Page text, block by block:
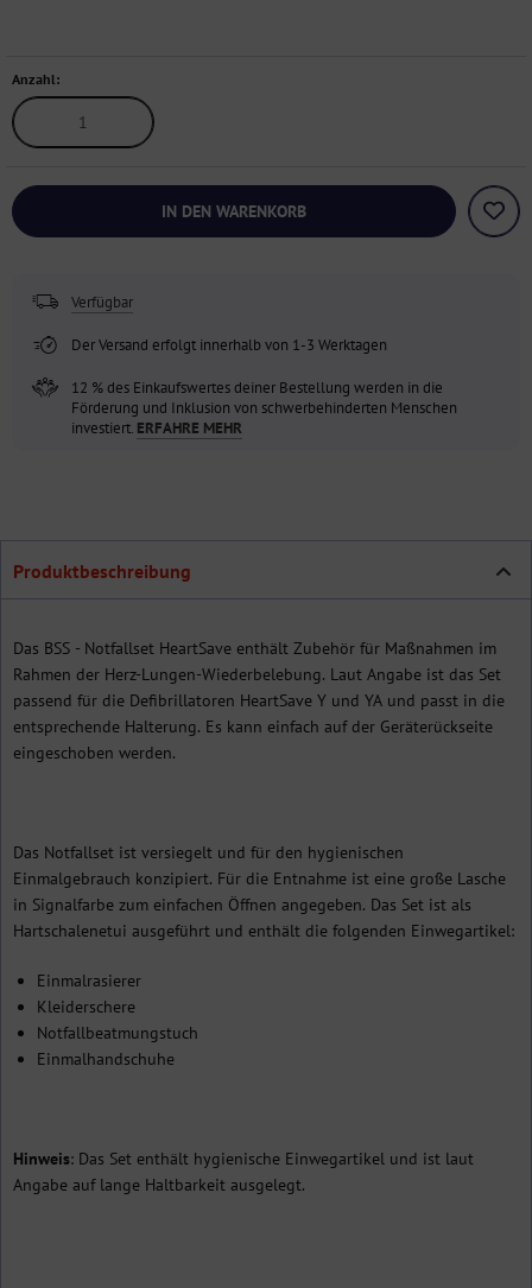
Anzahl:
IN DEN WARENKORB
Verfügbar
Der Versand erfolgt innerhalb von 1-3 Werktagen
12 % des Einkaufswertes deiner Bestellung werden in die
Förderung und Inklusion von schwerbehinderten Menschen
investiert. ERFAHRE MEHR
Produktbeschreibung
Das BSS - Notfallset HeartSave enthält Zubehör für Maßnahmen im
Rahmen der Herz-Lungen-Wiederbelebung. Laut Angabe ist das Set
passend für die Defibrillatoren HeartSave Y und YA und passt in die
entsprechende Halterung. Es kann einfach auf der Geräterückseite
eingeschoben werden.
Das Notfallset ist versiegelt und für den hygienischen
Einmalgebrauch konzipiert. Für die Entnahme ist eine große Lasche
in Signalfarbe zum einfachen Öffnen angegeben. Das Set ist als
Hartschalenetui ausgeführt und enthält die folgenden Einwegartikel:
Einmalrasierer
Kleiderschere
Notfallbeatmungstuch
Einmalhandschuhe
Hinweis: Das Set enthält hygienische Einwegartikel und ist laut
Angabe auf lange Haltbarkeit ausgelegt.